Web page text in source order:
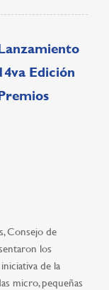
14va Edición
Consejo de
los
de la
micro, pequeñas